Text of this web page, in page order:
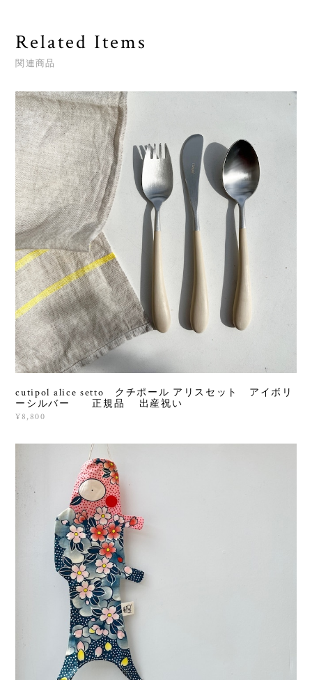
Related Items
関連商品
cutipol alice setto クチポール アリスセット アイボリ
ーシルバー 正規品 出産祝い
¥8,800